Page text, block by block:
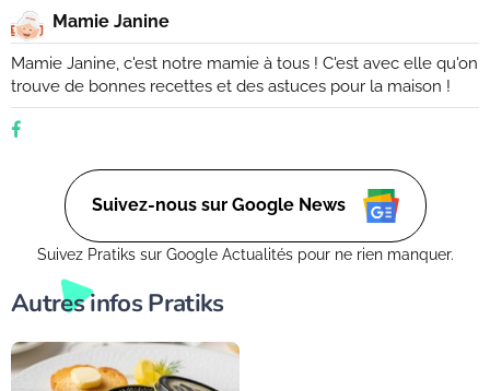
Mamie Janine
Mamie Janine, c'est notre mamie à tous ! C'est avec elle qu'on
trouve de bonnes recettes et des astuces pour la maison !
Suivez-nous sur Google News
Suivez Pratiks sur Google Actualités pour ne rien manquer.
Autres infos Pratiks